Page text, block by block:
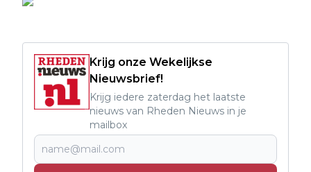
Krijg onze Wekelijkse
Nieuwsbrief!
Krijg iedere zaterdag het laatste
nieuws van Rheden Nieuws in je
mailbox